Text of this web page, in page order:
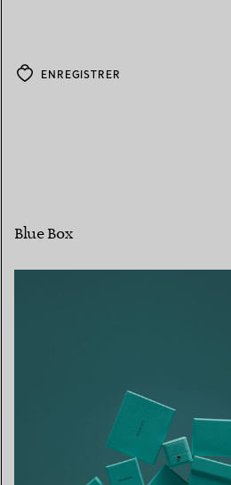
ENREGISTRER
Blue Box